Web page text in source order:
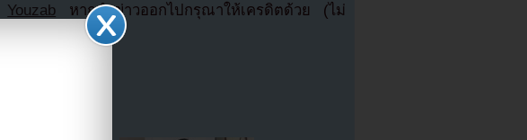
Youzab หากนำข่าวออกไปกรุณาให้เครดิตด้วย (ไม่